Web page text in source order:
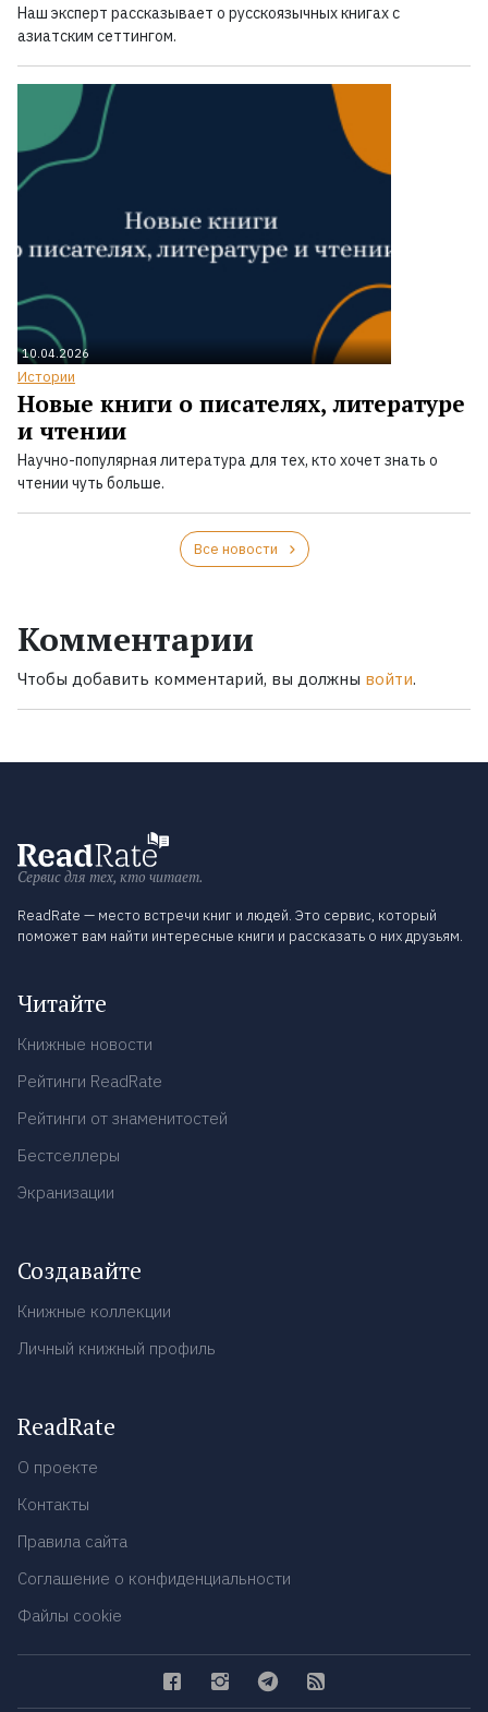
Наш эксперт рассказывает о русскоязычных книгах с
азиатским сеттингом.
10.04.2026
Истории
Новые книги о писателях, литературе
и чтении
Научно-популярная литература для тех, кто хочет знать о
чтении чуть больше.
Все новости
Комментарии
Чтобы добавить комментарий, вы должны войти.
Сервис для тех, кто читает.
ReadRate — место встречи книг и людей. Это сервис, который
поможет вам найти интересные книги и рассказать о них друзьям.
Читайте
Книжные новости
Рейтинги ReadRate
Рейтинги от знаменитостей
Бестселлеры
Экранизации
Создавайте
Книжные коллекции
Личный книжный профиль
ReadRate
О проекте
Контакты
Правила сайта
Соглашение о конфиденциальности
Файлы cookie